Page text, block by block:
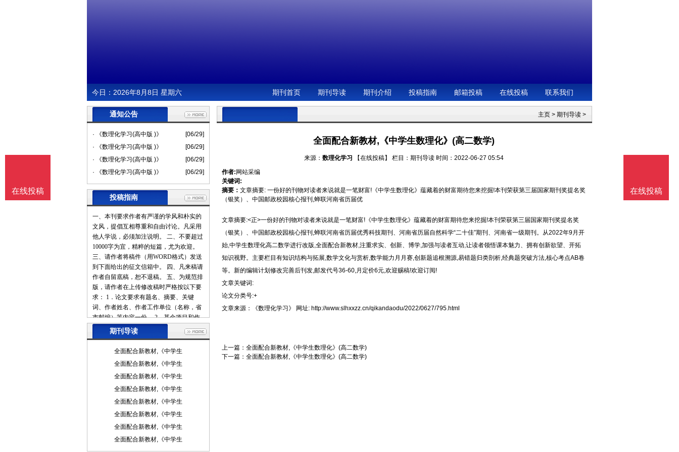
今日： 2026年8月8日 星期六 期刊首页 期刊导读 期刊介绍 投稿指南 邮箱投稿 在线投稿 联系我们
通知公告
· 《数理化学习(高中版 )》
[06/29]
· 《数理化学习(高中版 )》
[06/29]
· 《数理化学习(高中版 )》
[06/29]
· 《数理化学习(高中版 )》
[06/29]
投稿指南
一、本刊要求作者有严谨的学风和朴实的
文风，提倡互相尊重和自由讨论。凡采用
他人学说，必须加注说明。 二、不要超过
10000字为宜，精粹的短篇，尤为欢迎。
三、请作者将稿件（用WORD格式）发送
到下面给出的征文信箱中。 四、凡来稿请
作者自留底稿，恕不退稿。 五、为规范排
版，请作者在上传修改稿时严格按以下要
求： 1．论文要求有题名、摘要、关键
词、作者姓名、作者工作单位（名称，省
市邮编）等内容一份。 2．基金项目和作
者简介按下列格式： 基金项目：项目名称
（编号） 作者简介：姓名（出生年－），
性别，民族（汉族可省略），籍贯，职
言部分和正文部分，正文部分用阿拉伯数
字分级编号法，一般用两级。插图下方应
注明图序和图名。表格应采用三线表，表
格上方应注明表序和表名。 4．参考文献
主要的、发表在正式出版物上的文献。其
他相关注释可用脚注在当页标注。参考文
献的著录应执行国家标准GB7714-87的规
期刊导读
全面配合新教材,《中学生
全面配合新教材,《中学生
全面配合新教材,《中学生
全面配合新教材,《中学生
全面配合新教材,《中学生
全面配合新教材,《中学生
全面配合新教材,《中学生
全面配合新教材,《中学生
主页 > 期刊导读 >
全面配合新教材,《中学生数理化》(高二数学)
来源： 数理化学习 【在线投稿】 栏目： 期刊导读 时间：2022-06-27 05:54
作者: 网站采编
关键词:
摘要： 文章摘要: 一份好的刊物对读者来说就是一笔财富!《中学生数理化》蕴藏着的财富期待您来挖掘!本刊荣获第三届国家期刊奖提名奖
（银奖）、中国邮政校园核心报刊,蝉联河南省历届优
文章摘要:<正>一份好的刊物对读者来说就是一笔财富!《中学生数理化》蕴藏着的财富期待您来挖掘!本刊荣获第三届国家期刊奖提名奖
（银奖）、中国邮政校园核心报刊,蝉联河南省历届优秀科技期刊、河南省历届自然科学“二十佳”期刊、河南省一级期刊。从2022年9月开
始,中学生数理化高二数学进行改版,全面配合新教材,注重求实、创新、博学,加强与读者互动,让读者领悟课本魅力、拥有创新欲望、开拓
知识视野。主要栏目有知识结构与拓展,数学文化与赏析,数学能力月月赛,创新题追根溯源,易错题归类剖析,经典题突破方法,核心考点AB卷
等。新的编辑计划修改完善后刊发,邮发代号36-60,月定价6元,欢迎赐稿!欢迎订阅!
文章关键词:
论文分类号:+
文章来源：
《数理化学习》 网址: http://www.slhxxzz.cn/qikandaodu/2022/0627/795.html
上一篇： 全面配合新教材,《中学生数理化》(高二数学)
下一篇： 全面配合新教材,《中学生数理化》(高二数学)
在线投稿
在线投稿